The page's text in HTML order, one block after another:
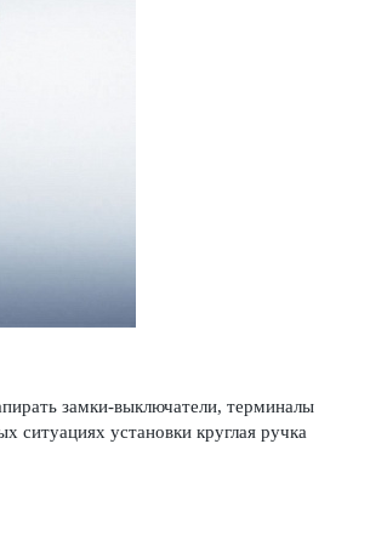
замки-выключатели, терминалы
ситуациях установки круглая ручка